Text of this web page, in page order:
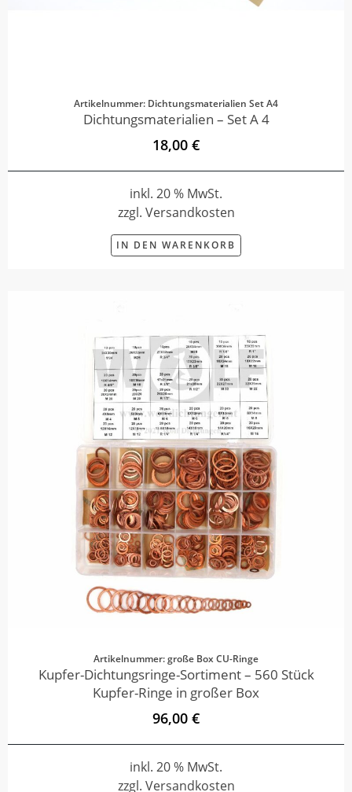
Artikelnummer: Dichtungsmaterialien Set A4
Dichtungsmaterialien – Set A 4
18,00 €
inkl. 20 % MwSt.
zzgl. Versandkosten
IN DEN WARENKORB
Artikelnummer: große Box CU-Ringe
Kupfer-Dichtungsringe-Sortiment – 560 Stück
Kupfer-Ringe in großer Box
96,00 €
inkl. 20 % MwSt.
zzgl. Versandkosten